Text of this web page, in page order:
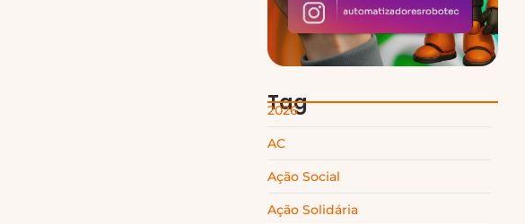
Tag
2026
AC
Ação Social
Ação Solidária